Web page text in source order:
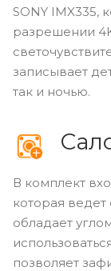
SONY IMX335,
разрешении
записывает
так и ночью.
В комплект
которая
обладает
позволяет